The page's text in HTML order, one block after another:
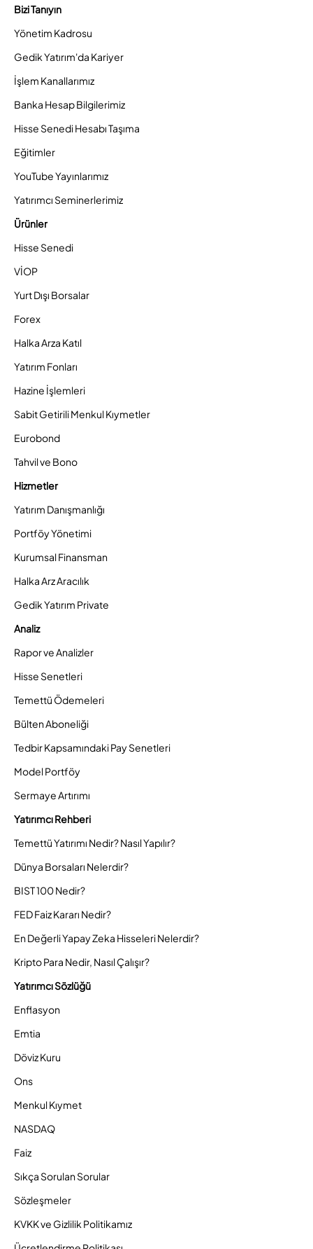
Bizi Tanıyın
Yönetim Kadrosu
Gedik Yatırım'da Kariyer
İşlem Kanallarımız
Banka Hesap Bilgilerimiz
Hisse Senedi Hesabı Taşıma
Eğitimler
YouTube Yayınlarımız
Yatırımcı Seminerlerimiz
Ürünler
Hisse Senedi
VİOP
Yurt Dışı Borsalar
Forex
Halka Arza Katıl
Yatırım Fonları
Hazine İşlemleri
Sabit Getirili Menkul Kıymetler
Eurobond
Tahvil ve Bono
Hizmetler
Yatırım Danışmanlığı
Portföy Yönetimi
Kurumsal Finansman
Halka Arz Aracılık
Gedik Yatırım Private
Analiz
Rapor ve Analizler
Hisse Senetleri
Temettü Ödemeleri
Bülten Aboneliği
Tedbir Kapsamındaki Pay Senetleri
Model Portföy
Sermaye Artırımı
Yatırımcı Rehberi
Temettü Yatırımı Nedir? Nasıl Yapılır?
Dünya Borsaları Nelerdir?
BIST 100 Nedir?
FED Faiz Kararı Nedir?
En Değerli Yapay Zeka Hisseleri Nelerdir?
Kripto Para Nedir, Nasıl Çalışır?
Yatırımcı Sözlüğü
Enflasyon
Emtia
Döviz Kuru
Ons
Menkul Kıymet
NASDAQ
Faiz
Sıkça Sorulan Sorular
Sözleşmeler
KVKK ve Gizlilik Politikamız